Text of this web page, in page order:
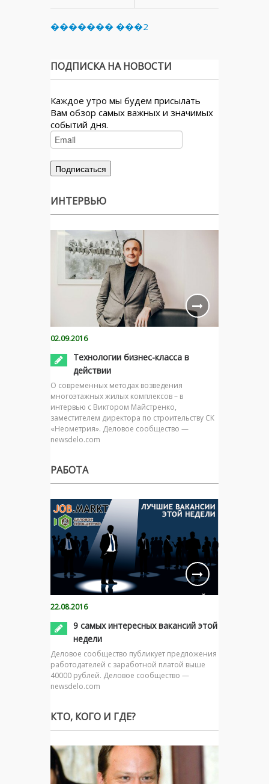
������� ���2
ПОДПИСКА НА НОВОСТИ
Каждое утро мы будем присылать
Вам обзор самых важных и значимых
событий дня.
ИНТЕРВЬЮ
02.09.2016
Технологии бизнес-класса в
действии
О современных методах возведения
многоэтажных жилых комплексов – в
интервью с Виктором Майстренко,
заместителем директора по строительству СК
«Неометрия». Деловое сообщество —
newsdelo.com
РАБОТА
22.08.2016
9 самых интересных вакансий этой
недели
Деловое сообщество публикует предложения
работодателей с заработной платой выше
40000 рублей. Деловое сообщество —
newsdelo.com
КТО, КОГО И ГДЕ?